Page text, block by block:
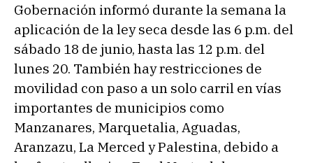
Gobernación informó durante la semana la
aplicación de la ley seca desde las 6 p.m. del
sábado 18 de junio, hasta las 12 p.m. del
lunes 20. También hay restricciones de
movilidad con paso a un solo carril en vías
importantes de municipios como
Manzanares, Marquetalia, Aguadas,
Aranzazu, La Merced y Palestina, debido a